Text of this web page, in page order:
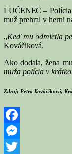
LUČENEC – Polícia
muž prehral v herni
„Keď mu odmietla
Kováčiková.
Ako dodala, žena
muža polícia v
Zdroj: Petra Kováčiková,
Facebook
Messenger